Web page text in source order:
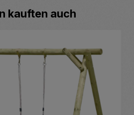
kauften auch